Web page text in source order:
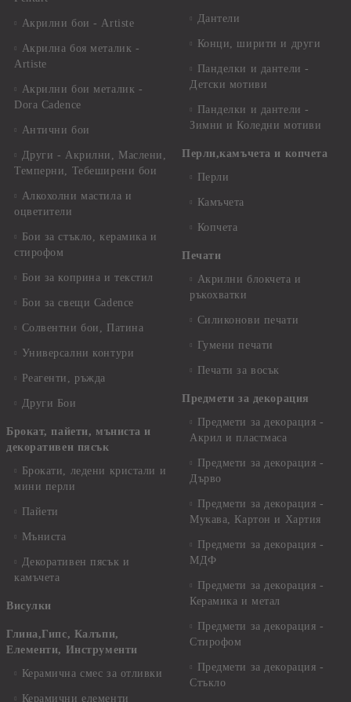
Акрилни бои - Artiste
Акрилна боя металик -
Artiste
Акрилни бои металик -
Dora Cadence
Антични бои
Други - Акрилни, Маслени,
Темперни, Тебеширени бои
Алкохолни мастила и
оцветители
Бои за стъкло, керамика и
стирофом
Бои за коприна и текстил
Бои за свещи Cadence
Солвентни бои, Патина
Универсални контури
Реагенти, ръжда
Други Бои
Брокат, пайети, мъниста и
декоративен пясък
Брокати, ледени кристали и
мини перли
Пайети
Мъниста
Декоративен пясък и
камъчета
Висулки
Глина,Гипс, Калъпи,
Елементи, Инструменти
Керамична смес за отливки
Керамични елементи
Дантели
Конци, ширити и други
Панделки и дантели -
Детски мотиви
Панделки и дантели -
Зимни и Коледни мотиви
Перли,камъчета и копчета
Перли
Камъчета
Копчета
Печати
Акрилни блокчета и
ръкохватки
Силиконови печати
Гумени печати
Печати за восък
Предмети за декорация
Предмети за декорация -
Акрил и пластмаса
Предмети за декорация -
Дърво
Предмети за декорация -
Мукава, Картон и Хартия
Предмети за декорация -
МДФ
Предмети за декорация -
Керамика и метал
Предмети за декорация -
Стирофом
Предмети за декорация -
Стъкло